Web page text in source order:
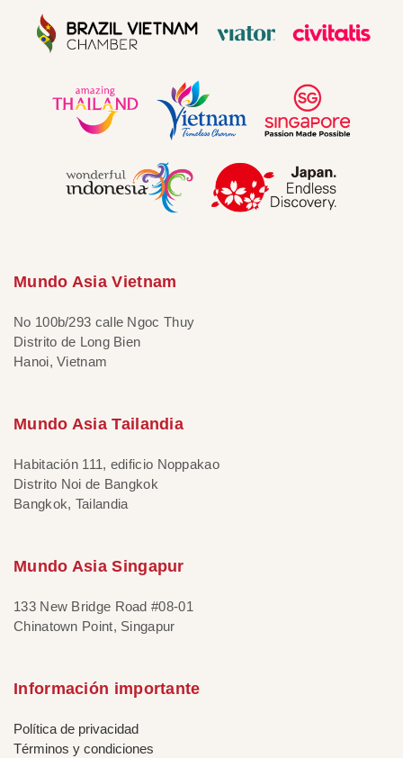
Mundo Asia Vietnam
No 100b/293 calle Ngoc Thuy
Distrito de Long Bien
Hanoi, Vietnam
Mundo Asia Tailandia
Habitación 111, edificio Noppakao
Distrito Noi de Bangkok
Bangkok, Tailandia
Mundo Asia Singapur
133 New Bridge Road #08-01
Chinatown Point, Singapur
Información importante
Política de privacidad
Términos y condiciones